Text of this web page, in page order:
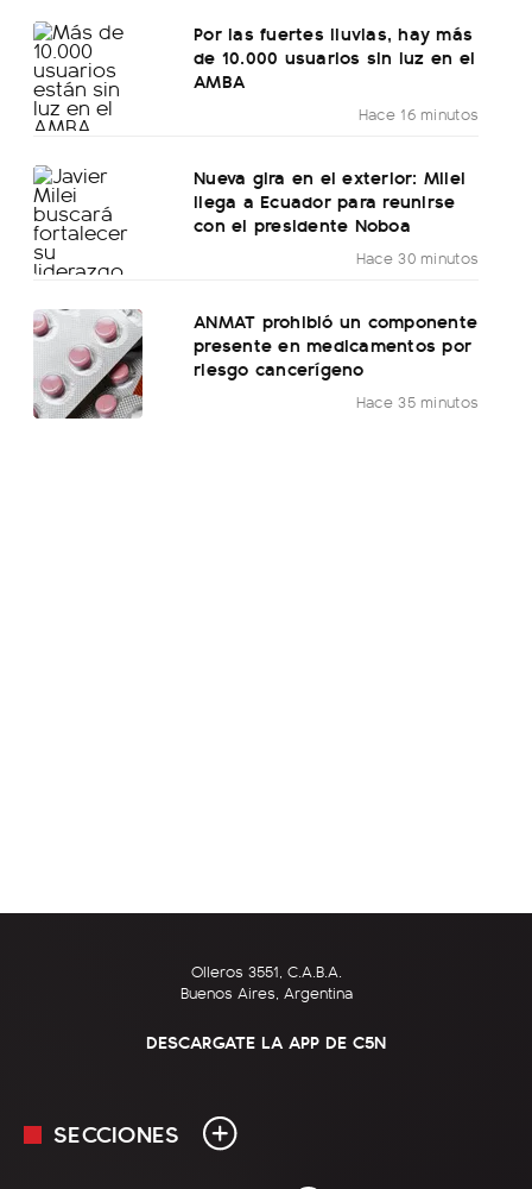
Por las fuertes lluvias, hay más
de 10.000 usuarios sin luz en el
AMBA
Hace 16 minutos
Nueva gira en el exterior: Milei
llega a Ecuador para reunirse
con el presidente Noboa
Hace 30 minutos
ANMAT prohibió un componente
presente en medicamentos por
riesgo cancerígeno
Hace 35 minutos
Olleros 3551, C.A.B.A.
Buenos Aires, Argentina
DESCARGATE LA APP DE C5N
SECCIONES